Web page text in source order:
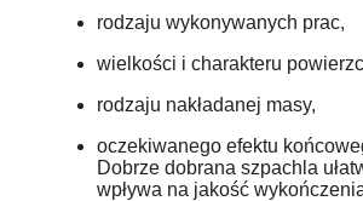
rodzaju wykonywanych prac,
wielkości i charakteru
rodzaju nakładanej masy,
oczekiwanego efektu
Dobrze dobrana szpachla
wpływa na jakość